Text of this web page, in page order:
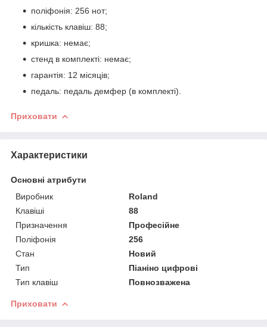
поліфонія: 256 нот;
кількість клавіш: 88;
кришка: немає;
стенд в комплекті: немає;
гарантія: 12 місяців;
педаль: педаль демфер (в комплекті).
Приховати
Характеристики
Основні атрибути
Виробник
Roland
Клавіші
88
Призначення
Професійне
Поліфонія
256
Стан
Новий
Тип
Піаніно цифрові
Тип клавіш
Повнозважена
Приховати